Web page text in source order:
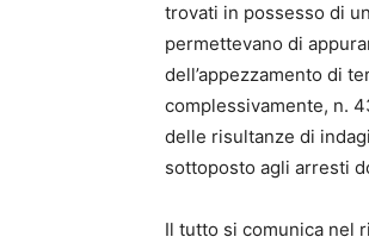
trovati in possesso di
permettevano di
dell’appezzamento di
complessivamente, n.
delle risultanze di
sottoposto agli arresti
Il tutto si comunica nel